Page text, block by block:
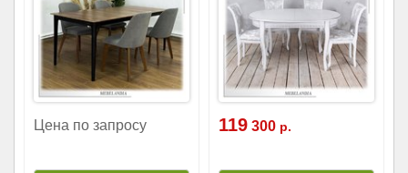
Цена по запросу 119 300 р.